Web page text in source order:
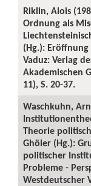
Riklin, Alois
Ordnung als
(Hg.):
Vaduz: Verlag
Akademischen
11), S. 20-37.
Waschkuhn,
Theorie
Ghöler (Hg.):
politischer
Probleme -
Westdeutscher